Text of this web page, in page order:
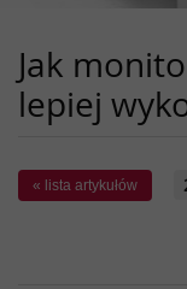
Jak
lepiej
« lista artykułów